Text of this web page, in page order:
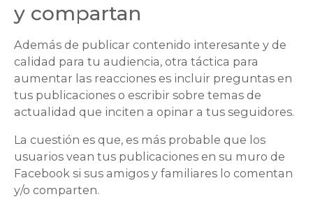
y compartan
Además de publicar contenido interesante y de
calidad para tu audiencia, otra táctica para
aumentar las reacciones es incluir preguntas en
tus publicaciones o escribir sobre temas de
actualidad que inciten a opinar a tus seguidores.
La cuestión es que, es más probable que los
usuarios vean tus publicaciones en su muro de
Facebook si sus amigos y familiares lo comentan
y/o comparten.